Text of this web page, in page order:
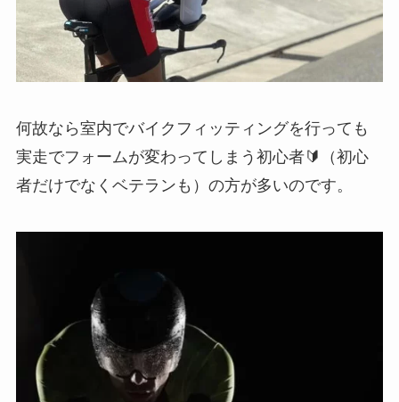
何故なら室内でバイクフィッティングを行っても
実走でフォームが変わってしまう初心者🔰（初心
者だけでなくベテランも）の方が多いのです。